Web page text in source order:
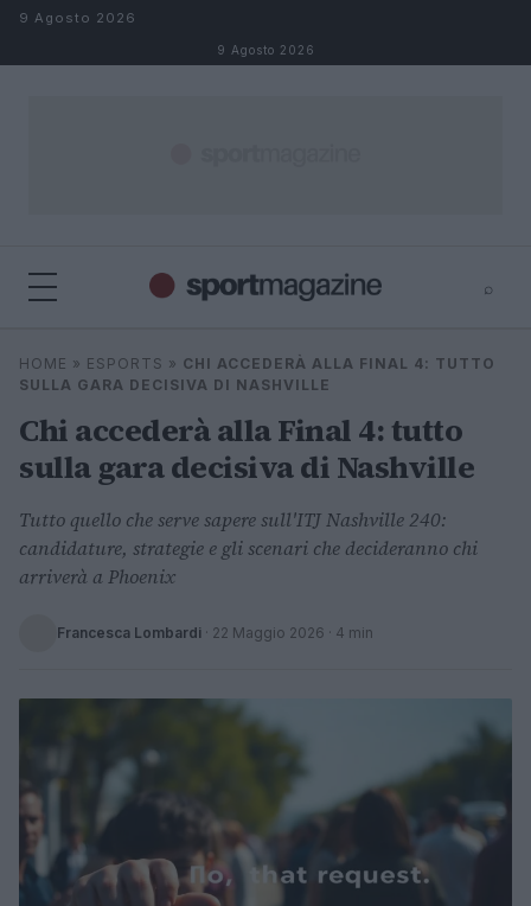
Salta al contenuto
9 Agosto 2026
9 Agosto 2026
⌕
Cerca
⌕ ×
HOME » ESPORTS » CHI ACCEDERÀ ALLA FINAL 4: TUTTO
SULLA GARA DECISIVA DI NASHVILLE
Chi accederà alla Final 4: tutto
sulla gara decisiva di Nashville
Tutto quello che serve sapere sull'ITJ Nashville 240:
candidature, strategie e gli scenari che decideranno chi
arriverà a Phoenix
Francesca Lombardi · 22 Maggio 2026 · 4 min